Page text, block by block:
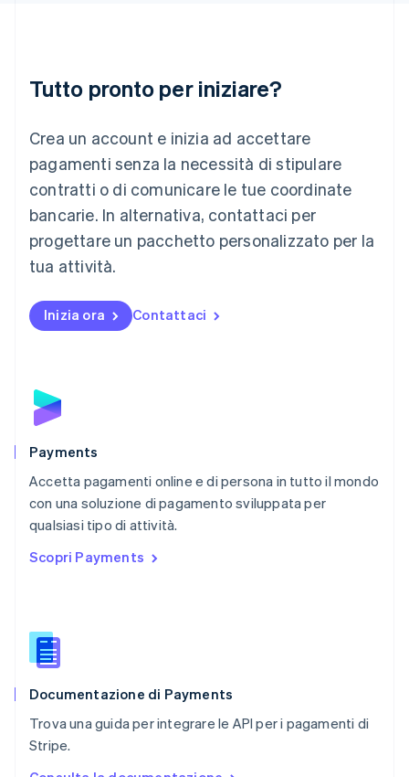
Tutto pronto per iniziare?
Crea un account e inizia ad accettare
pagamenti senza la necessità di stipulare
contratti o di comunicare le tue coordinate
bancarie. In alternativa, contattaci per
progettare un pacchetto personalizzato per la
tua attività.
Inizia ora Contattaci
Payments
Accetta pagamenti online e di persona in tutto il mondo
con una soluzione di pagamento sviluppata per
qualsiasi tipo di attività.
Scopri Payments
Documentazione di Payments
Trova una guida per integrare le API per i pagamenti di
Stripe.
Lituania
Lussemburgo
Deutsch English
Malaysia
English 简体中文
Malta
Messico
EspañolEnglish
English
Nuova Zelanda
Polonia
English
Português
English简体中文
Regno Unito
English
English
English
Slovacchia
Slovenia
Spagna
Español